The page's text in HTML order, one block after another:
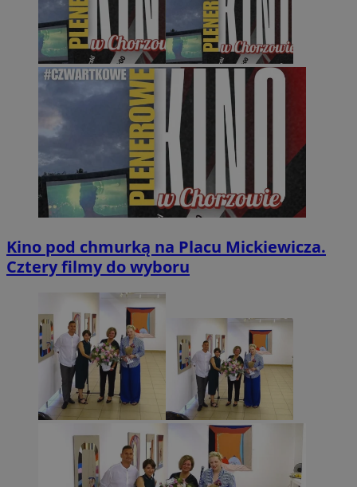
Kino pod chmurką na Placu Mickiewicza.
Cztery filmy do wyboru